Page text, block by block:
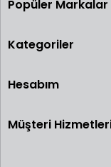
Popüler Markalar
Kategoriler
Hesabım
Müşteri